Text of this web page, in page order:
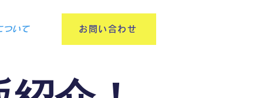
ついて お問い合わせ